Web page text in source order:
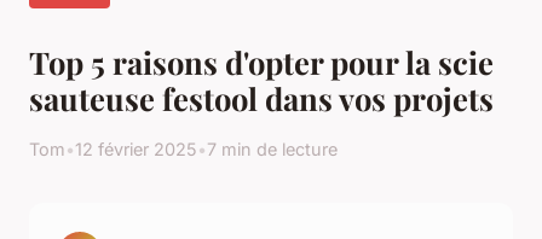
Top 5 raisons d'opter pour la scie
sauteuse festool dans vos projets
Tom•12 février 2025•7 min de lecture